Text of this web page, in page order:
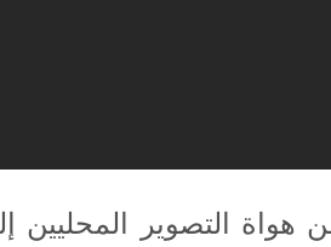
التصوير المحليين